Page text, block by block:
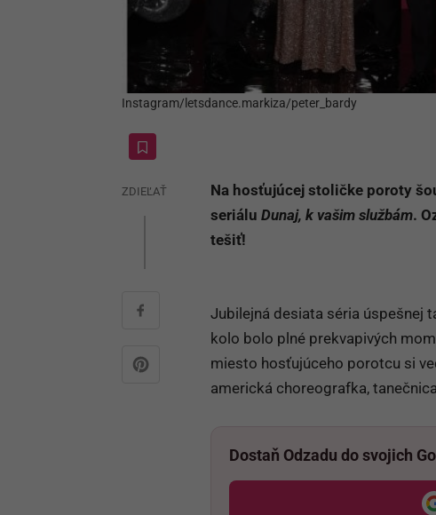
Instagram/letsdance.markiza/peter_bardy
ZDIEĽAŤ Na hosťujúcej stoličke poroty
seriálu Dunaj, k vašim službám.
tešiť!
Jubilejná desiata séria úspešnej
kolo bolo plné prekvapivých
miesto hosťujúceho porotcu si
americká choreografka,
Dostaň Odzadu do svojich